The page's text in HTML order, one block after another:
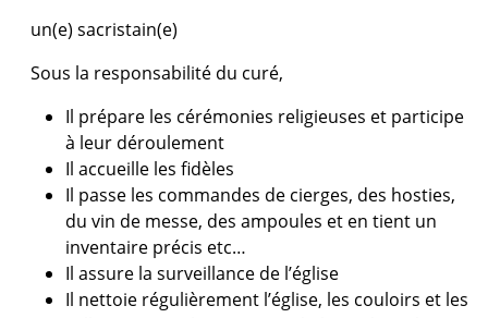
un(e) sacristain(e)
Sous la responsabilité du curé,
Il prépare les cérémonies religieuses et participe
à leur déroulement
Il accueille les fidèles
Il passe les commandes de cierges, des hosties,
du vin de messe, des ampoules et en tient un
inventaire précis etc…
Il assure la surveillance de l’église
Il nettoie régulièrement l’église, les couloirs et les